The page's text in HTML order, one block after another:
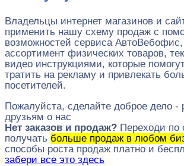
Владельцы интернет магазинов и
применить нашу схему продаж с
возможностей сервиса
ассортимент физических товаров,
видео инструкциями, которые
тратить на рекламу и привлекать
посетителей.
Пожалуйста, сделайте доброе дело -
друзьям о нас
Нет заказов и продаж? Переходи по
получать больше продаж в любом
способы роста продаж платно и
забери все это здесь